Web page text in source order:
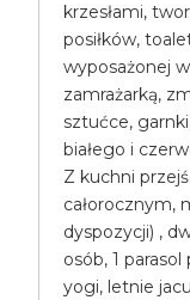
krzesłami,
posiłków,
wyposażonej
zamrażarką,
sztućce,
białego i
Z kuchni
całorocznym,
dyspozycji) ,
osób, 1
yogi, letnie